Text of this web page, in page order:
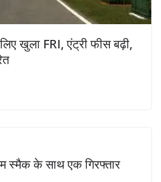
खुला FRI, एंट्री फीस बढ़ी,
स्मैक के साथ एक गिरफ्तार